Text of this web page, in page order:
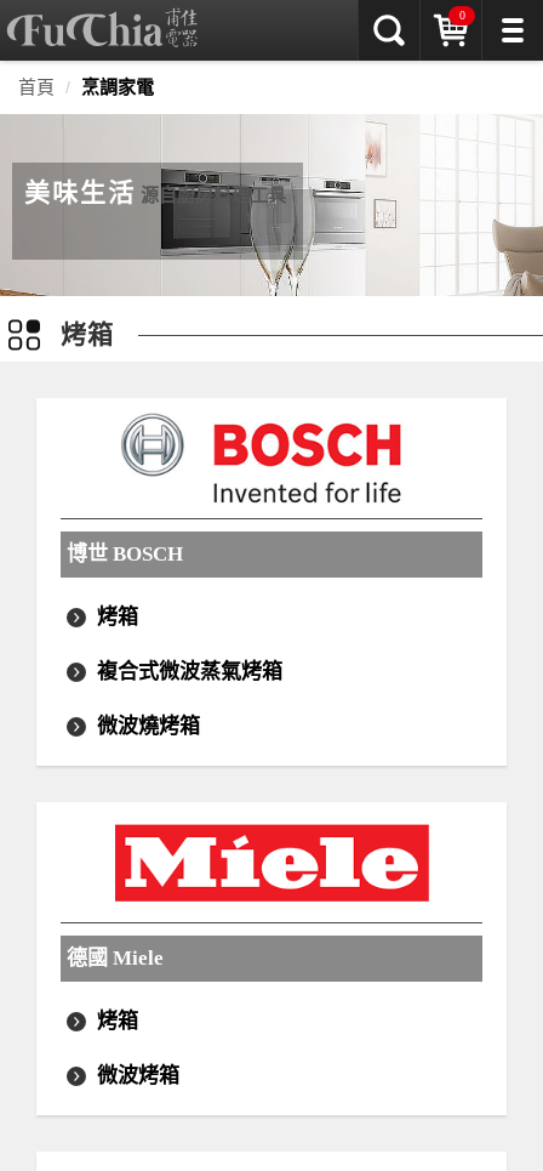
0
首頁 烹調家電
美味生活 源自廚房料理工具
烤箱
博世 BOSCH
烤箱
複合式微波蒸氣烤箱
微波燒烤箱
德國 Miele
烤箱
微波烤箱